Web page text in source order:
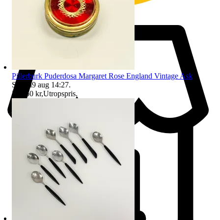
Pillerburk Puderdosa Margaret Rose England Vintage Ask
Sluttid9 aug 14:27.
Pris:
50 kr,Utropspris.